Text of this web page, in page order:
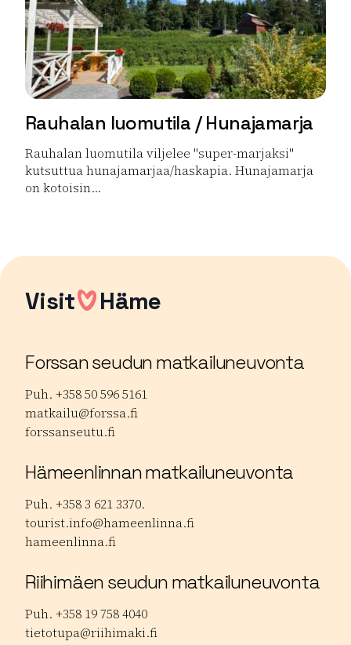
Rauhalan luomutila / Hunajamarja
Rauhalan luomutila viljelee "super-marjaksi"
kutsuttua hunajamarjaa/haskapia. Hunajamarja
on kotoisin...
Visit Häme
Forssan seudun matkailuneuvonta
Puh. +358 50 596 5161
matkailu@forssa.fi
forssanseutu.fi
Hämeenlinnan matkailuneuvonta
Puh. +358 3 621 3370.
tourist.info@hameenlinna.fi
hameenlinna.fi
Riihimäen seudun matkailuneuvonta
Puh. +358 19 758 4040
tietotupa@riihimaki.fi